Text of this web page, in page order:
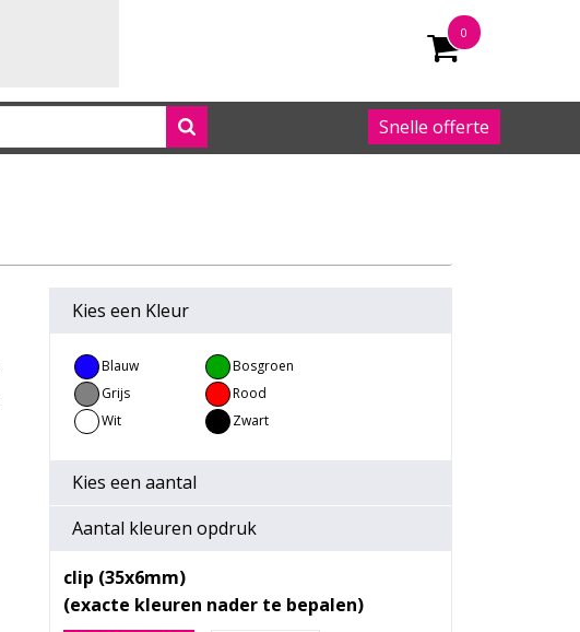
0
Snelle offerte
Kies een Kleur
Blauw
Bosgroen
Grijs
Rood
Wit
Zwart
Kies een aantal
Aantal kleuren opdruk
clip (35x6mm)